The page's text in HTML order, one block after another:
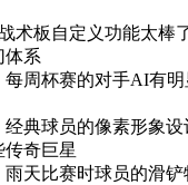
术板自定义功能太棒
体系
每周杯赛的对手AI有
经典球员的像素形象
奇巨星
雨天比赛时球员的滑铲